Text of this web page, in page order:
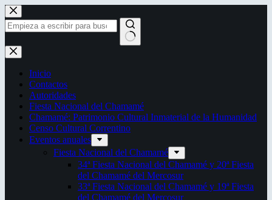
Saltar
al
contenido
Sin
resultados
Inicio
Contactos
Autoridades
Fiesta Nacional del Chamamé
Chamamé: Patrimonio Cultural Inmaterial de la Humanidad
Censo Cultural Correntino
Eventos anuales
Fiesta Nacional del Chamamé
34ª Fiesta Nacional del Chamamé y 20ª Fiesta
del Chamamé del Mercosur
33ª Fiesta Nacional del Chamamé y 19ª Fiesta
del Chamamé del Mercosur